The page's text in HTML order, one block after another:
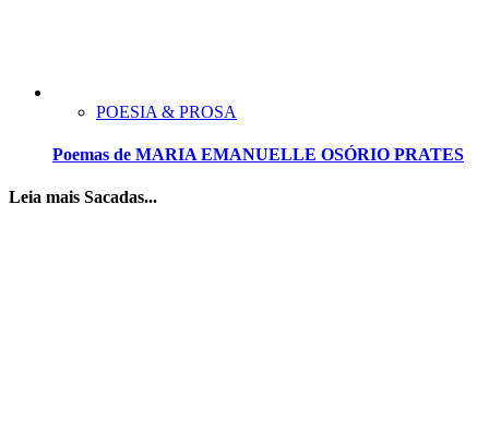
POESIA & PROSA
Poemas de MARIA EMANUELLE OSÓRIO PRATES
Leia mais Sacadas...